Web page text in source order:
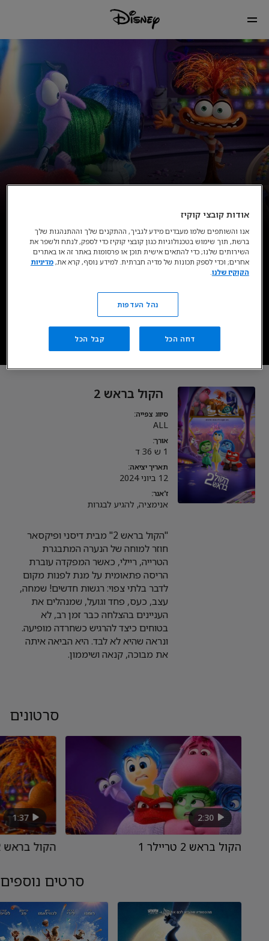
עכשיו ב- DISNEY+
* כפוף לרכישת מינוי, מגיל 18. כפוף לתנאי השימוש.
הקול בראש 2
סיווג צפייה:
ALL
אורך:
1 ש 36 ד
תאריך יציאה:
12 ביוני 2024
ז'אנר:
אנימציה, להגיע לבגרות
"הקול בראש 2" מבית דיסני ופיקסאר
חוזר למוחה של הנערה המתבגרת
הטרייה, ריילי, כאשר המפקדה עוברת
הריסה פתאומית על מנת לפנות מקום
לדבר בלתי צפוי: רגשות חדשים! שמחה,
עצב, כעס, פחד וגועל, שמנהלים את
העניינים בהצלחה כבר זמן רב, לא
בטוחים כיצד להרגיש כשחרדה מופיעה.
ונראה שהיא לא לבד. היא הביאה איתה
את מבוכה, קנאה ושיממון.
סרטונים
2:30
הקול בראש 2 טריילר 1
1:37
הקול בראש 2 טיזר טריילר 1
סרטים נוספים
אודות קובצי קוקיז
אנו והשותפים שלמו מעבדים מידע לגביך, ההתקנים שלך וההתנהגות שלך
ברשת, תוך שימוש בטכנולוגיות כגון קובצי קוקיז כדי לספק, לנתח ולשפר את
השירותים שלנו; כדי להתאים אישית תוכן או פרסומות באתר זה או באתרים
אחרים; וכדי לספק תכונות של מדיה חברתית. למידע נוסף, קרא את,מדיניות
הקוקיז שלנו.
נהל העדפות
דחה הכל קבל הכל